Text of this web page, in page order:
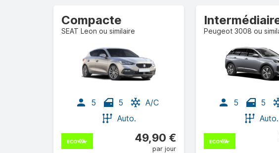
Compacte
SEAT Leon ou similaire
5 5
A/C
Auto.
49,90 €
par jour
Peugeot 3008 ou
5 5
Auto.